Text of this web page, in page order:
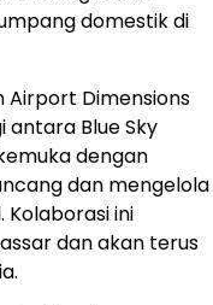
domestik di
Airport Dimensions
antara Blue Sky
dengan
dan mengelola
ini
dan akan terus
.